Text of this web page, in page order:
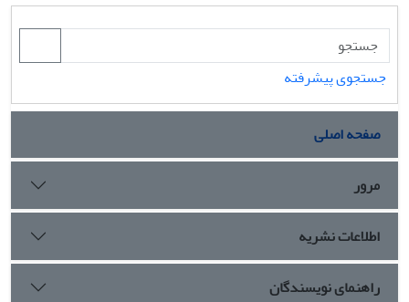
جستجوی پیشرفته
صفحه اصلی
مرور
اطلاعات نشریه
راهنمای نویسندگان